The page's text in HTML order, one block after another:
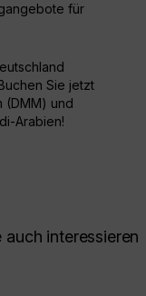
für
Sie jetzt
(DMM) und
Arabien!
interessieren